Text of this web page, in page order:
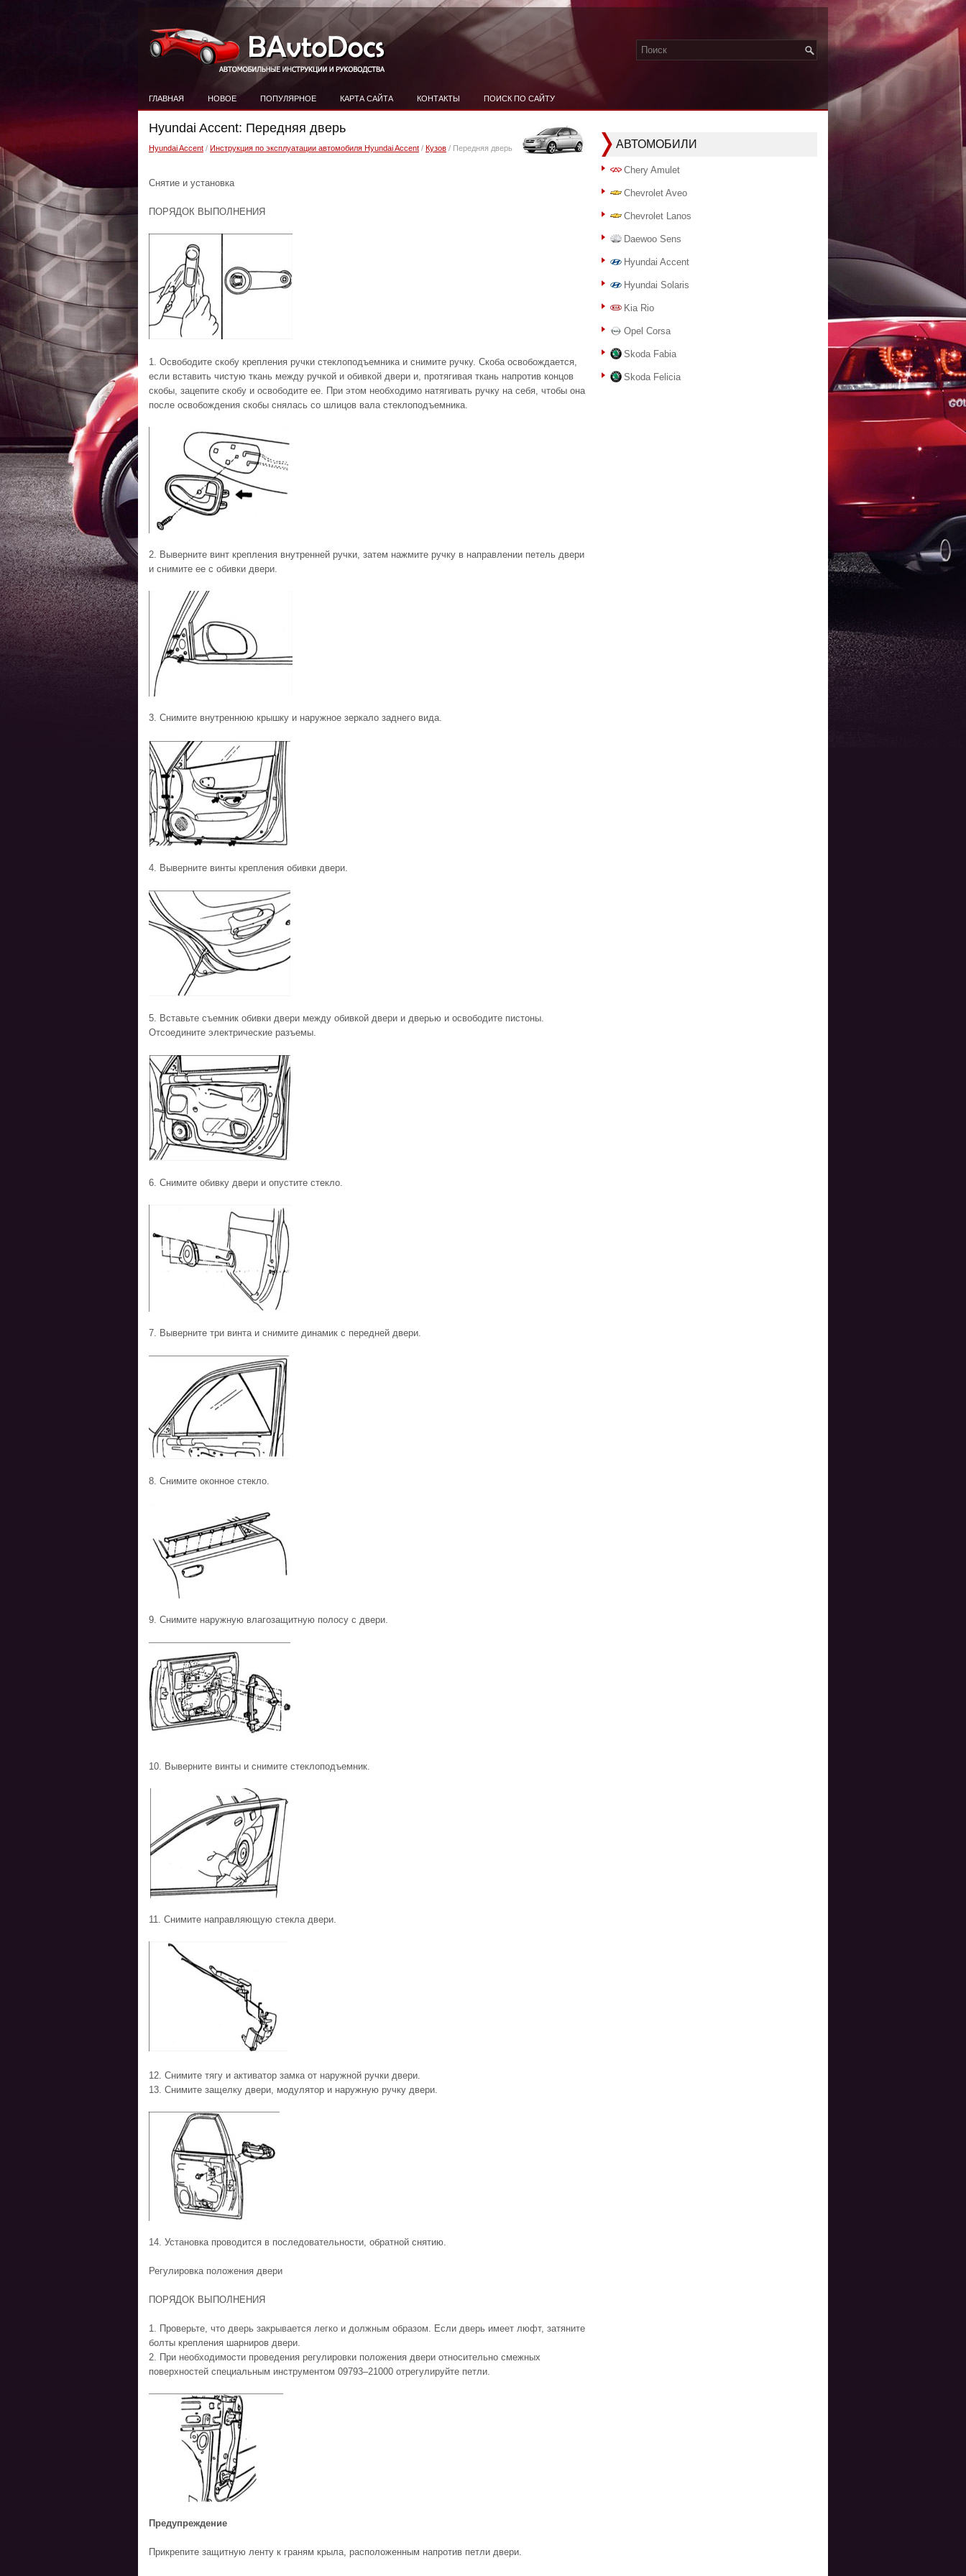
ГЛАВНАЯ НОВОЕ ПОПУЛЯРНОЕ КАРТА САЙТА КОНТАКТЫ ПОИСК ПО САЙТУ
Hyundai Accent: Передняя дверь
Hyundai Accent / Инструкция по эксплуатации автомобиля Hyundai Accent / Кузов / Передняя дверь
Снятие и установка
ПОРЯДОК ВЫПОЛНЕНИЯ
1. Освободите скобу крепления ручки стеклоподъемника и снимите ручку. Скоба освобождается,
если вставить чистую ткань между ручкой и обивкой двери и, протягивая ткань напротив концов
скобы, зацепите скобу и освободите ее. При этом необходимо натягивать ручку на себя, чтобы она
после освобождения скобы снялась со шлицов вала стеклоподъемника.
2. Выверните винт крепления внутренней ручки, затем нажмите ручку в направлении петель двери
и снимите ее с обивки двери.
3. Снимите внутреннюю крышку и наружное зеркало заднего вида.
4. Выверните винты крепления обивки двери.
5. Вставьте съемник обивки двери между обивкой двери и дверью и освободите пистоны.
Отсоедините электрические разъемы.
6. Снимите обивку двери и опустите стекло.
7. Выверните три винта и снимите динамик с передней двери.
8. Снимите оконное стекло.
9. Снимите наружную влагозащитную полосу с двери.
10. Выверните винты и снимите стеклоподъемник.
11. Снимите направляющую стекла двери.
12. Снимите тягу и активатор замка от наружной ручки двери.
13. Снимите защелку двери, модулятор и наружную ручку двери.
14. Установка проводится в последовательности, обратной снятию.
Регулировка положения двери
ПОРЯДОК ВЫПОЛНЕНИЯ
1. Проверьте, что дверь закрывается легко и должным образом. Если дверь имеет люфт, затяните
болты крепления шарниров двери.
2. При необходимости проведения регулировки положения двери относительно смежных
поверхностей специальным инструментом 09793–21000 отрегулируйте петли.
Предупреждение
Прикрепите защитную ленту к граням крыла, расположенным напротив петли двери.
АВТОМОБИЛИ
Chery Amulet
Chevrolet Aveo
Chevrolet Lanos
Daewoo Sens
Hyundai Accent
Hyundai Solaris
Kia Rio
Opel Corsa
Skoda Fabia
Skoda Felicia